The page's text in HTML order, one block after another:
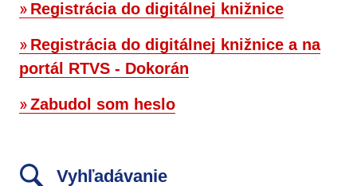
Registrácia do digitálnej knižnice
Registrácia do digitálnej knižnice a na
portál RTVS - Dokorán
Zabudol som heslo
Vyhľadávanie